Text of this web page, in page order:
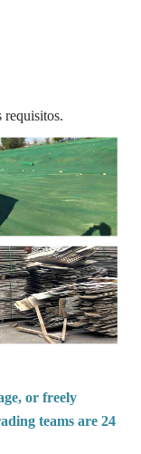
requisitos.
or freely
teams are 24